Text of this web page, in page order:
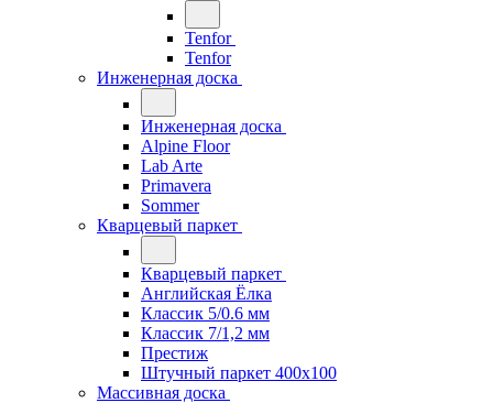
Tenfor
Tenfor
Инженерная доска
Инженерная доска
Alpine Floor
Lab Arte
Primavera
Sommer
Кварцевый паркет
Кварцевый паркет
Английская Ёлка
Классик 5/0.6 мм
Классик 7/1,2 мм
Престиж
Штучный паркет 400x100
Массивная доска